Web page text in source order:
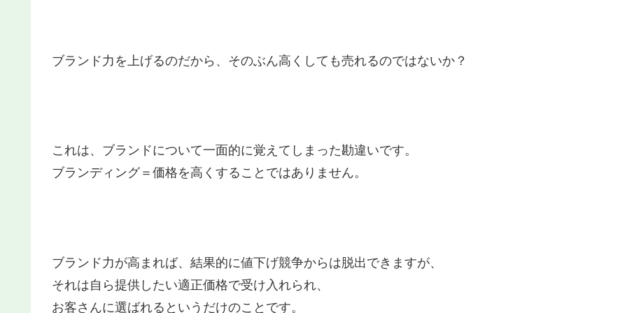
ブランド力を上げるのだから、そのぶん高くしても売れるのではないか？
これは、ブランドについて一面的に覚えてしまった勘違いです。
ブランディング＝価格を高くすることではありません。
ブランド力が高まれば、結果的に値下げ競争からは脱出できますが、
それは自ら提供したい適正価格で受け入れられ、
お客さんに選ばれるというだけのことです。